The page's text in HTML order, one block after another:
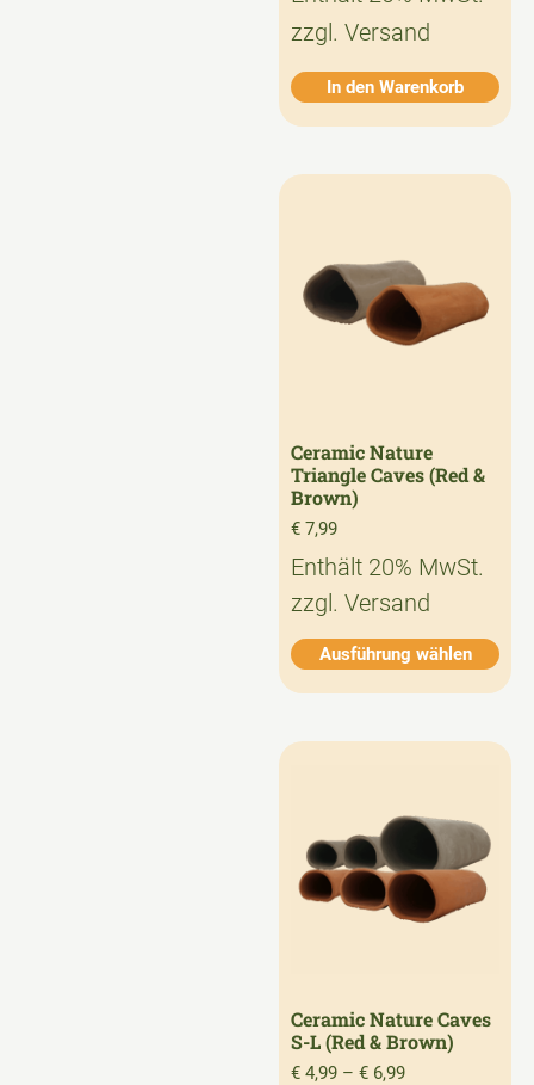
zzgl. Versand
In den Warenkorb
Ceramic Nature
Triangle Caves (Red &
Brown)
€ 7,99
Enthält 20% MwSt.
zzgl. Versand
Ausführung wählen
Ceramic Nature Caves
S-L (Red & Brown)
€ 4,99 – € 6,99